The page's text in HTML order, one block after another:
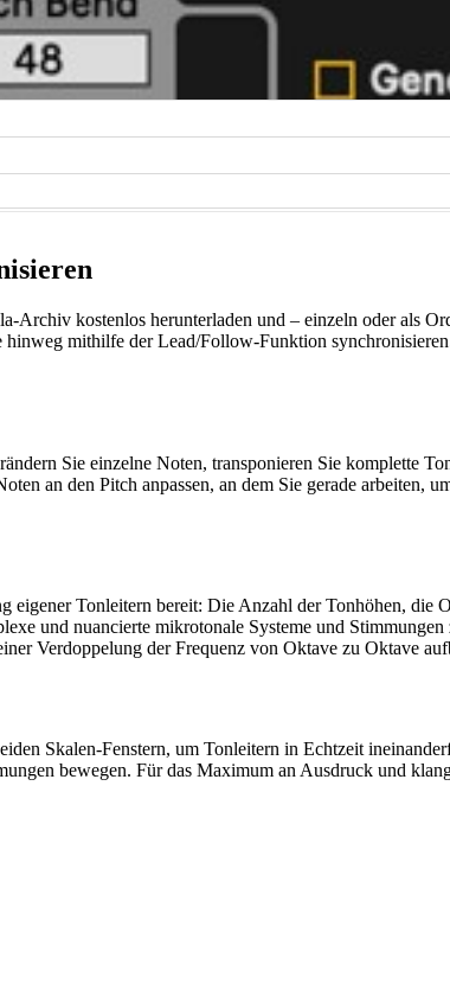
Archiv kostenlos herunterladen und – einzeln oder als
hinweg mithilfe der Lead/Follow-Funktion
Sie einzelne Noten, transponieren Sie komplette
an den Pitch anpassen, an dem Sie gerade arbeiten,
eigener Tonleitern bereit: Die Anzahl der Tonhöhen,
und nuancierte mikrotonale Systeme und
Verdoppelung der Frequenz von Oktave zu Oktave
Skalen-Fenstern, um Tonleitern in Echtzeit
bewegen. Für das Maximum an Ausdruck und